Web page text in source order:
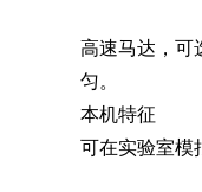
高速马达，可
匀。
本机特征
可在实验室模